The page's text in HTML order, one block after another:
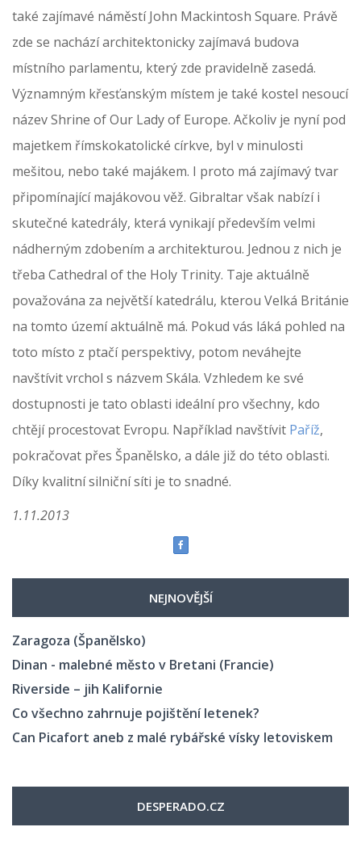
také zajímavé náměstí John Mackintosh Square. Právě
zde se nachází architektonicky zajímavá budova
místního parlamentu, který zde pravidelně zasedá.
Významným křesťanským místem je také kostel nesoucí
název Shrine of Our Lady of Europe. Ačkoliv je nyní pod
majetkem římskokatolické církve, byl v minulosti
mešitou, nebo také majákem. I proto má zajímavý tvar
připomínající majákovou věž. Gibraltar však nabízí i
skutečné katedrály, která vynikají především velmi
nádherným zdobením a architekturou. Jednou z nich je
třeba Cathedral of the Holy Trinity. Taje aktuálně
považována za největší katedrálu, kterou Velká Británie
na tomto území aktuálně má. Pokud vás láká pohled na
toto místo z ptačí perspektivy, potom neváhejte
navštívit vrchol s názvem Skála. Vzhledem ke své
dostupnosti je tato oblasti ideální pro všechny, kdo
chtějí procestovat Evropu. Například navštívit Paříž,
pokračovat přes Španělsko, a dále již do této oblasti.
Díky kvalitní silniční síti je to snadné.
1.11.2013
NEJNOVĚJŠÍ
Zaragoza (Španělsko)
Dinan - malebné město v Bretani (Francie)
Riverside – jih Kalifornie
Co všechno zahrnuje pojištění letenek?
Can Picafort aneb z malé rybářské vísky letoviskem
DESPERADO.CZ